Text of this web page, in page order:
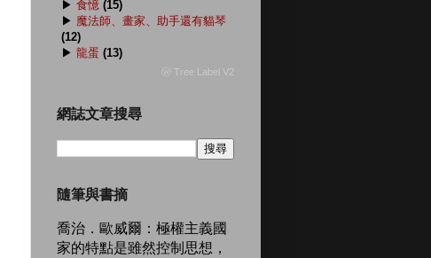
▶ 食憶 (15)
▶ 魔法師、畫家、助手還有貓琴
(12)
▶ 龍蛋 (13)
ⓦ Tree Label V2
網誌文章搜尋
隨筆與書摘
喬治．歐威爾：極權主義國
家的特點是雖然控制思想，